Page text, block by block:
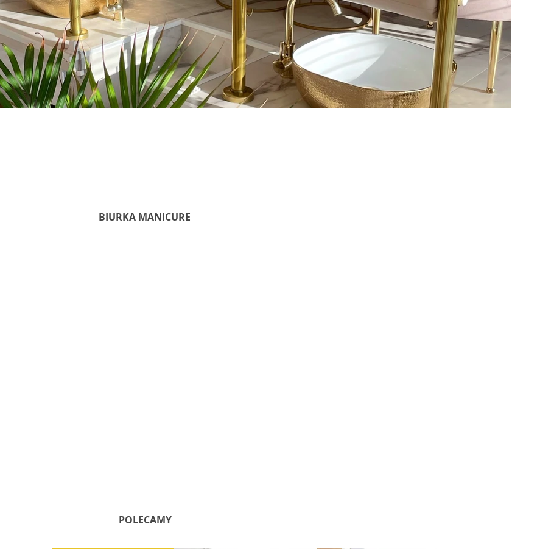
BIURKA MANICURE
POLECAMY